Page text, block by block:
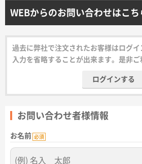
お見積書の作成方法
データ入稿ガイド
名入れグループサイト
WEBからのお問い合わせはこち
過去に弊社で注文されたお客様はログイ
入力を省略することが出来ます。是非ご
ログインする
お問い合わせ者様情報
お名前 必須